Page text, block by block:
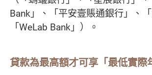
Bank」、「平安壹賬通銀行」、
「WeLab Bank」）。
貸款為最高額才可享「最低實際